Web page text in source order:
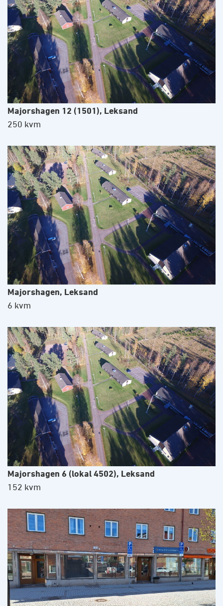
Majorshagen 12 (1501), Leksand
250 kvm
Majorshagen, Leksand
6 kvm
Majorshagen 6 (lokal 4502), Leksand
152 kvm